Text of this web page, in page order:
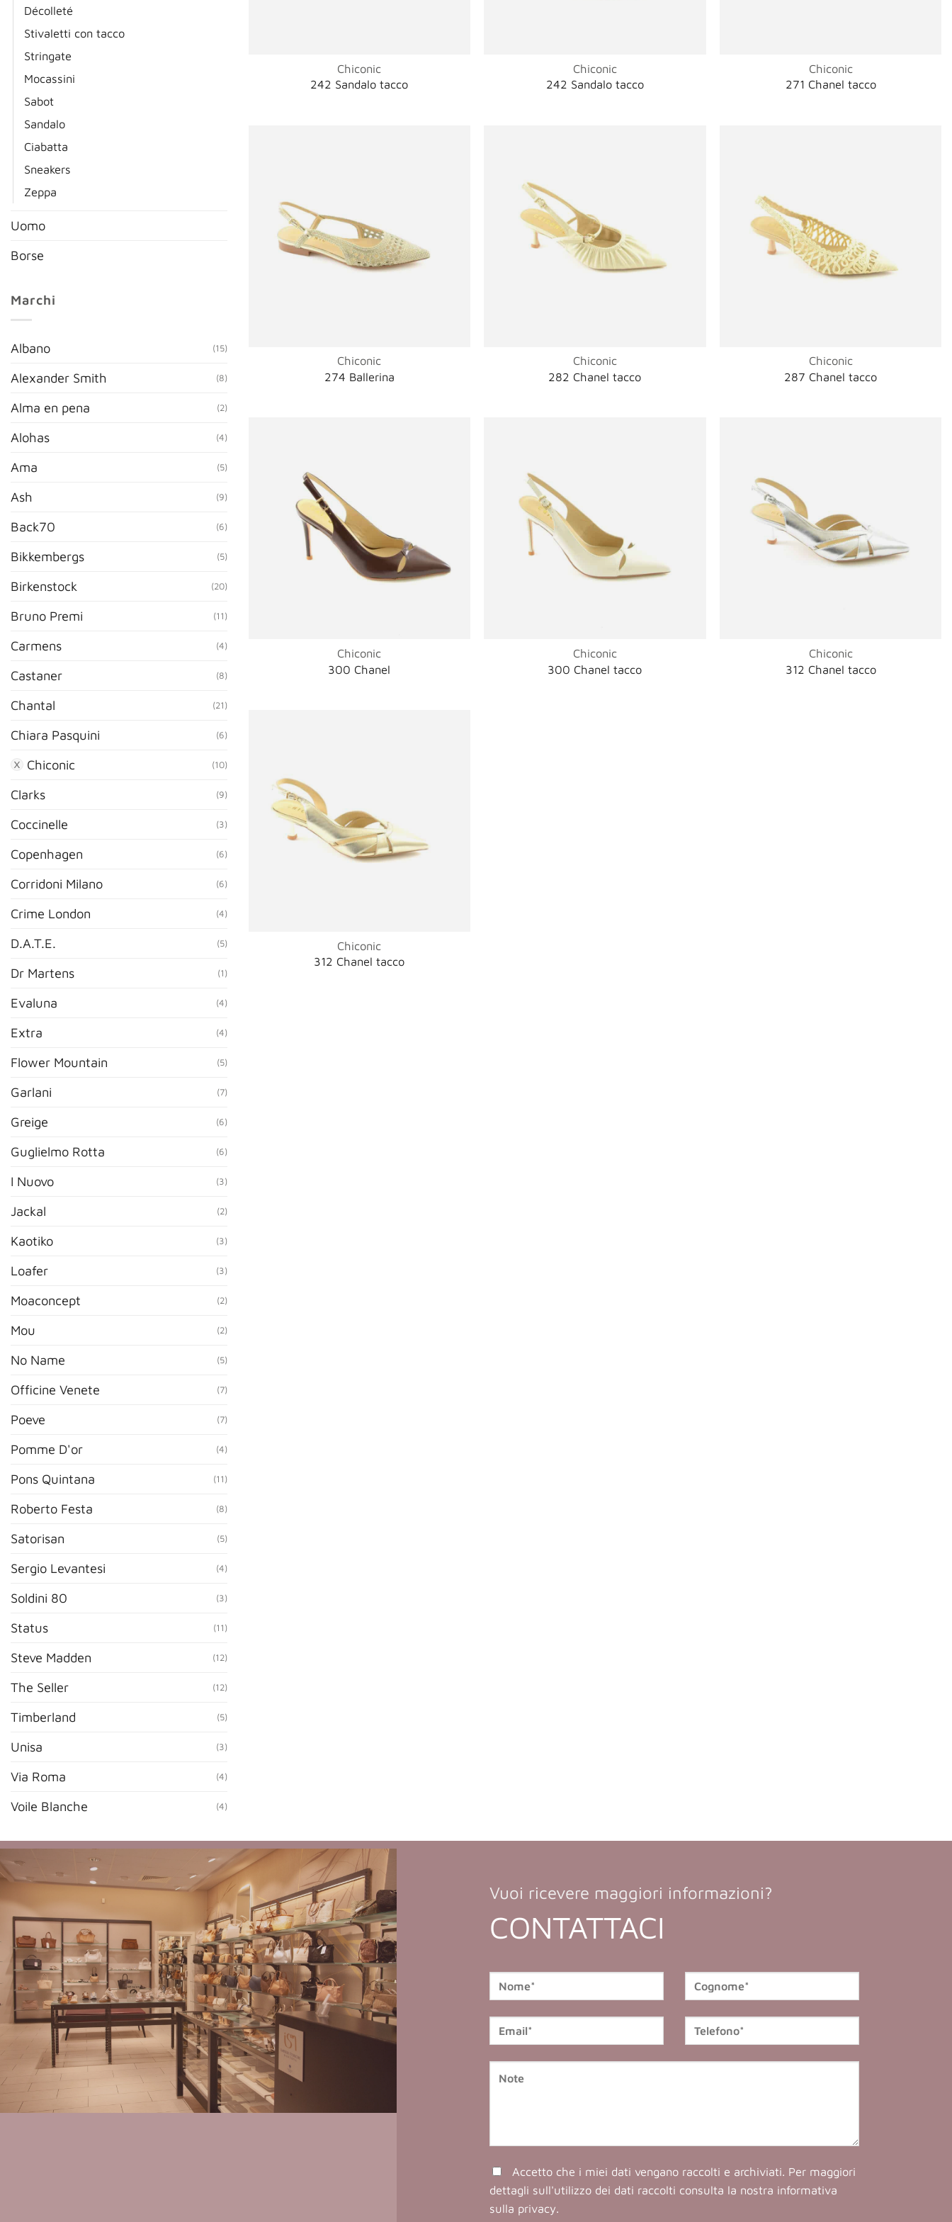
Décolleté
Stivaletti con tacco
Stringate
Mocassini
Sabot
Sandalo
Ciabatta
Sneakers
Zeppa
Uomo
Borse
Marchi
Albano (15)
Alexander Smith (8)
Alma en pena (2)
Alohas (4)
Ama (5)
Ash (9)
Back70 (6)
Bikkembergs (5)
Birkenstock (20)
Bruno Premi (11)
Carmens (4)
Castaner (8)
Chantal (21)
Chiara Pasquini (6)
Chiconic (10)
Clarks (9)
Coccinelle (3)
Copenhagen (6)
Corridoni Milano (6)
Crime London (4)
D.A.T.E. (5)
Dr Martens (1)
Evaluna (4)
Extra (4)
Flower Mountain (5)
Garlani (7)
Greige (6)
Guglielmo Rotta (6)
I Nuovo (3)
Jackal (2)
Kaotiko (3)
Loafer (3)
Moaconcept (2)
Mou (2)
No Name (5)
Officine Venete (7)
Poeve (7)
Pomme D'or (4)
Pons Quintana (11)
Roberto Festa (8)
Satorisan (5)
Sergio Levantesi (4)
Soldini 80 (3)
Status (11)
Steve Madden (12)
The Seller (12)
Timberland (5)
Unisa (3)
Via Roma (4)
Voile Blanche (4)
Chiconic
242 Sandalo tacco
Chiconic
242 Sandalo tacco
Chiconic
271 Chanel tacco
Chiconic
274 Ballerina
Chiconic
282 Chanel tacco
Chiconic
287 Chanel tacco
Chiconic
300 Chanel
Chiconic
300 Chanel tacco
Chiconic
312 Chanel tacco
Chiconic
312 Chanel tacco
Vuoi ricevere maggiori informazioni?
CONTATTACI
Accetto che i miei dati vengano raccolti e archiviati. Per maggiori
dettagli sull'utilizzo dei dati raccolti consulta la nostra informativa
sulla privacy